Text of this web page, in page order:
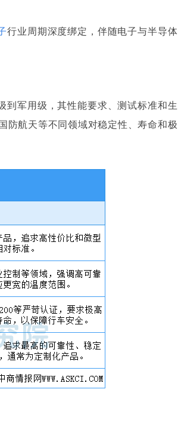
行业周期深度绑定，伴随电子与半导体
到军用级，其性能要求、测试标准和生
防航天等不同领域对稳定性、寿命和极